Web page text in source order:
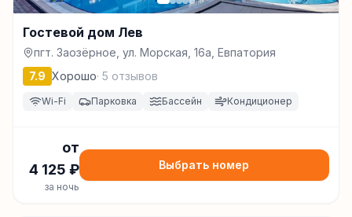
Гостевой дом Лев
пгт. Заозёрное, ул. Морская, 16a, Евпатория
7.9 Хорошо· 5 отзывов
Wi-Fi Парковка Бассейн Кондиционер
от
4 125 ₽
за ночь
Выбрать номер